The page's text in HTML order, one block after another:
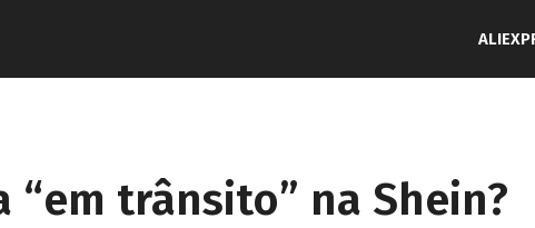
“em trânsito” na Shein?